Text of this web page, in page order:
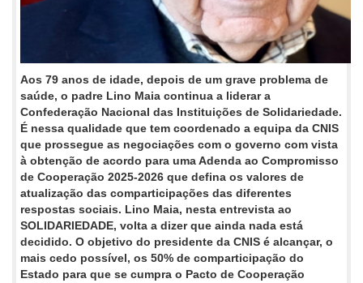
Aos 79 anos de idade, depois de um grave problema de
saúde, o padre Lino Maia continua a liderar a
Confederação Nacional das Instituições de Solidariedade.
É nessa qualidade que tem coordenado a equipa da CNIS
que prossegue as negociações com o governo com vista
à obtenção de acordo para uma Adenda ao Compromisso
de Cooperação 2025-2026 que defina os valores de
atualização das comparticipações das diferentes
respostas sociais. Lino Maia, nesta entrevista ao
SOLIDARIEDADE, volta a dizer que ainda nada está
decidido. O objetivo do presidente da CNIS é alcançar, o
mais cedo possível, os 50% de comparticipação do
Estado para que se cumpra o Pacto de Cooperação